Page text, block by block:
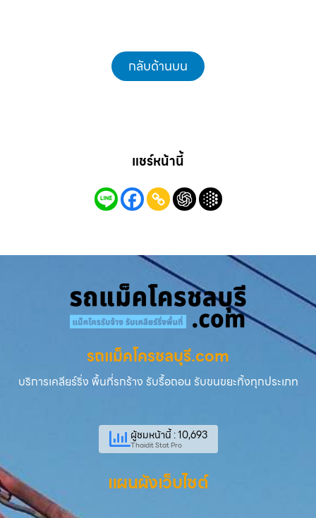
กลับด้านบน
แชร์หน้านี้
รถแม็คโครชลบุรี.com
บริการเคลียร์ริ่ง พื้นที่รกร้าง รับรื้อถอน รับขนขยะทิ้งทุกประเภท
ผู้ชมหน้านี้ : 10,693
Thaidit Stat Pro
แผนผังเว็บไซต์